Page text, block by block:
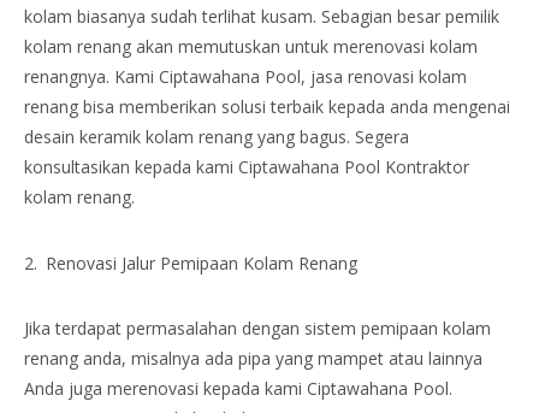
kolam biasanya sudah terlihat kusam. Sebagian besar pemilik
kolam renang akan memutuskan untuk merenovasi kolam
renangnya. Kami Ciptawahana Pool, jasa renovasi kolam
renang bisa memberikan solusi terbaik kepada anda mengenai
desain keramik kolam renang yang bagus. Segera
konsultasikan kepada kami Ciptawahana Pool Kontraktor
kolam renang.
Renovasi Jalur Pemipaan Kolam Renang
Jika terdapat permasalahan dengan sistem pemipaan kolam
renang anda, misalnya ada pipa yang mampet atau lainnya
Anda juga merenovasi kepada kami Ciptawahana Pool.